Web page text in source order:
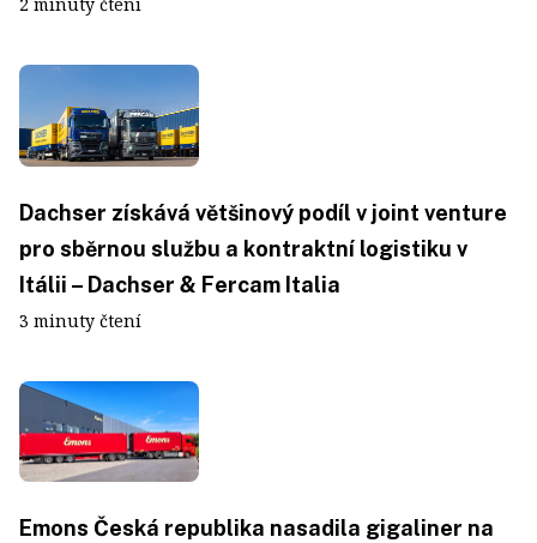
Dachser získává většinový podíl v joint venture
pro sběrnou službu a kontraktní logistiku v
Itálii – Dachser & Fercam Italia
3 minuty čtení
Emons Česká republika nasadila gigaliner na